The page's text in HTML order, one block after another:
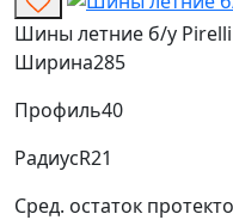
Шины летние б/у Pirelli
Ширина285
Профиль40
РадиусR21
Сред. остаток